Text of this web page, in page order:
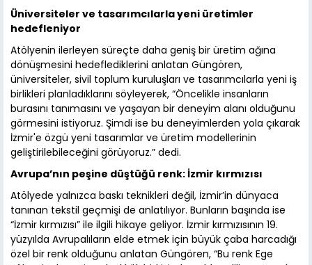
Üniversiteler ve tasarımcılarla yeni üretimler
hedefleniyor
Atölyenin ilerleyen süreçte daha geniş bir üretim ağına
dönüşmesini hedeflediklerini anlatan Güngören,
üniversiteler, sivil toplum kuruluşları ve tasarımcılarla yeni iş
birlikleri planladıklarını söyleyerek, “Öncelikle insanların
burasını tanımasını ve yaşayan bir deneyim alanı olduğunu
görmesini istiyoruz. Şimdi ise bu deneyimlerden yola çıkarak
İzmir'e özgü yeni tasarımlar ve üretim modellerinin
geliştirilebileceğini görüyoruz.” dedi.
Avrupa’nın peşine düştüğü renk: İzmir kırmızısı
Atölyede yalnızca baskı teknikleri değil, İzmir’in dünyaca
tanınan tekstil geçmişi de anlatılıyor. Bunların başında ise
“İzmir kırmızısı” ile ilgili hikaye geliyor. İzmir kırmızısının 19.
yüzyılda Avrupalıların elde etmek için büyük çaba harcadığı
özel bir renk olduğunu anlatan Güngören, “Bu renk Ege